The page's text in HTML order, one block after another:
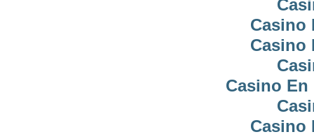
Casino
Casino
Casino En
Casino